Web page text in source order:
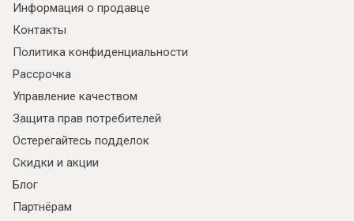
Информация о продавце
Контакты
Политика конфиденциальности
Рассрочка
Управление качеством
Защита прав потребителей
Остерегайтесь подделок
Скидки и акции
Блог
Партнёрам